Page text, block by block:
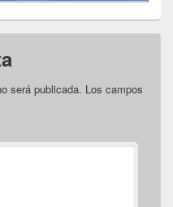
será publicada. Los campos